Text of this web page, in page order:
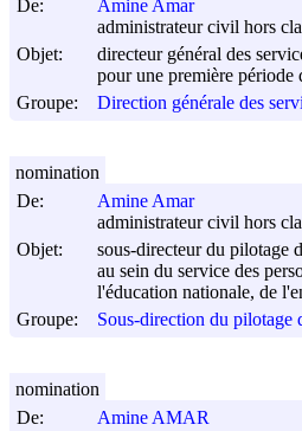
De:
Amine Amar
administrateur civil hors
Objet:
directeur général des
pour une première période
Groupe:
Direction générale des
De:
Amine Amar
administrateur civil hors
Objet:
sous-directeur du pilotage
au sein du service des
l'éducation nationale, de
Groupe:
Sous-direction du pilotage
nomination
De:
Amine AMAR
nomination